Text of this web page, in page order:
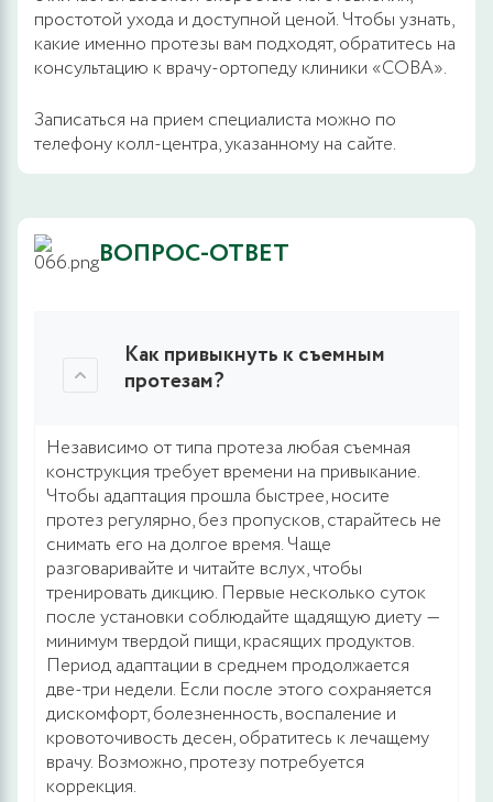
простотой ухода и доступной ценой. Чтобы узнать,
какие именно протезы вам подходят, обратитесь на
консультацию к врачу-ортопеду клиники «СОВА».
Записаться на прием специалиста можно по
телефону колл-центра, указанному на сайте.
ВОПРОС-ОТВЕТ
Как привыкнуть к съемным
протезам?
Независимо от типа протеза любая съемная
конструкция требует времени на привыкание.
Чтобы адаптация прошла быстрее, носите
протез регулярно, без пропусков, старайтесь не
снимать его на долгое время. Чаще
разговаривайте и читайте вслух, чтобы
тренировать дикцию. Первые несколько суток
после установки соблюдайте щадящую диету ―
минимум твердой пищи, красящих продуктов.
Период адаптации в среднем продолжается
две-три недели. Если после этого сохраняется
дискомфорт, болезненность, воспаление и
кровоточивость десен, обратитесь к лечащему
врачу. Возможно, протезу потребуется
коррекция.